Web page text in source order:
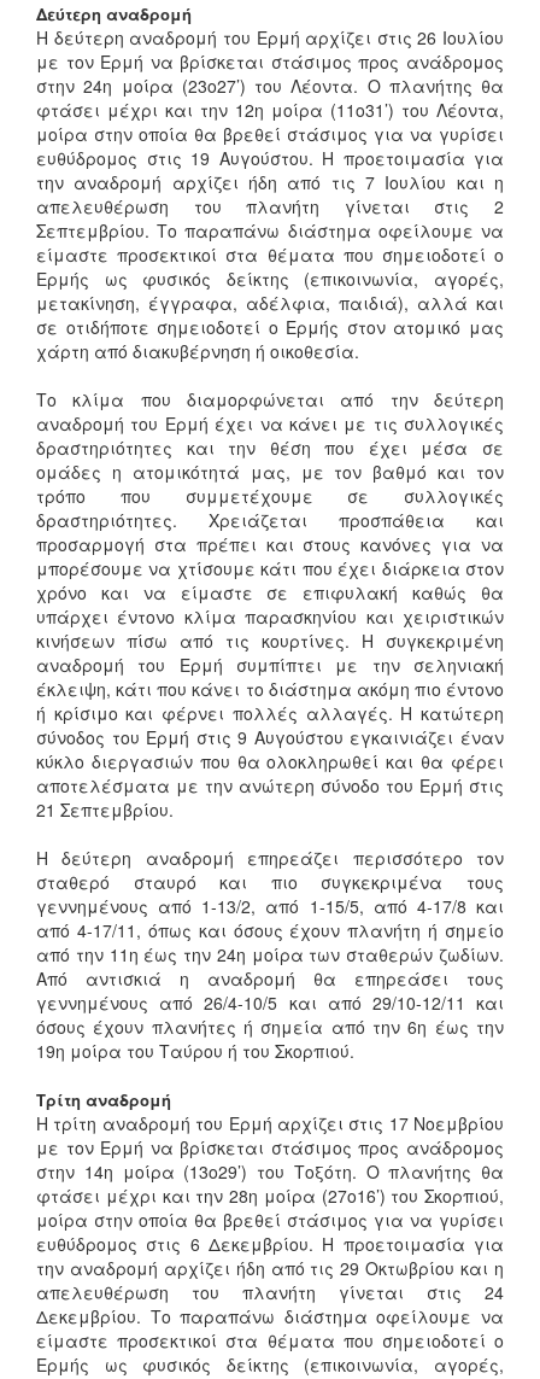
Δεύτερη αναδρομή
Η δεύτερη αναδρομή του Ερμή αρχίζει στις 26 Ιουλίου
με τον Ερμή να βρίσκεται στάσιμος προς ανάδρομος
στην 24η μοίρα (23ο27’) του Λέοντα. Ο πλανήτης θα
φτάσει μέχρι και την 12η μοίρα (11ο31’) του Λέοντα,
μοίρα στην οποία θα βρεθεί στάσιμος για να γυρίσει
ευθύδρομος στις 19 Αυγούστου. Η προετοιμασία για
την αναδρομή αρχίζει ήδη από τις 7 Ιουλίου και η
απελευθέρωση του πλανήτη γίνεται στις 2
Σεπτεμβρίου. Το παραπάνω διάστημα οφείλουμε να
είμαστε προσεκτικοί στα θέματα που σημειοδοτεί ο
Ερμής ως φυσικός δείκτης (επικοινωνία, αγορές,
μετακίνηση, έγγραφα, αδέλφια, παιδιά), αλλά και
σε οτιδήποτε σημειοδοτεί ο Ερμής στον ατομικό μας
χάρτη από διακυβέρνηση ή οικοθεσία.
Το κλίμα που διαμορφώνεται από την δεύτερη
αναδρομή του Ερμή έχει να κάνει με τις συλλογικές
δραστηριότητες και την θέση που έχει μέσα σε
ομάδες η ατομικότητά μας, με τον βαθμό και τον
τρόπο που συμμετέχουμε σε συλλογικές
δραστηριότητες. Χρειάζεται προσπάθεια και
προσαρμογή στα πρέπει και στους κανόνες για να
μπορέσουμε να χτίσουμε κάτι που έχει διάρκεια στον
χρόνο και να είμαστε σε επιφυλακή καθώς θα
υπάρχει έντονο κλίμα παρασκηνίου και χειριστικών
κινήσεων πίσω από τις κουρτίνες. Η συγκεκριμένη
αναδρομή του Ερμή συμπίπτει με την σεληνιακή
έκλειψη, κάτι που κάνει το διάστημα ακόμη πιο έντονο
ή κρίσιμο και φέρνει πολλές αλλαγές. Η κατώτερη
σύνοδος του Ερμή στις 9 Αυγούστου εγκαινιάζει έναν
κύκλο διεργασιών που θα ολοκληρωθεί και θα φέρει
αποτελέσματα με την ανώτερη σύνοδο του Ερμή στις
21 Σεπτεμβρίου.
Η δεύτερη αναδρομή επηρεάζει περισσότερο τον
σταθερό σταυρό και πιο συγκεκριμένα τους
γεννημένους από 1-13/2, από 1-15/5, από 4-17/8 και
από 4-17/11, όπως και όσους έχουν πλανήτη ή σημείο
από την 11η έως την 24η μοίρα των σταθερών ζωδίων.
Από αντισκιά η αναδρομή θα επηρεάσει τους
γεννημένους από 26/4-10/5 και από 29/10-12/11 και
όσους έχουν πλανήτες ή σημεία από την 6η έως την
19η μοίρα του Ταύρου ή του Σκορπιού.
Τρίτη αναδρομή
Η τρίτη αναδρομή του Ερμή αρχίζει στις 17 Νοεμβρίου
με τον Ερμή να βρίσκεται στάσιμος προς ανάδρομος
στην 14η μοίρα (13ο29’) του Τοξότη. Ο πλανήτης θα
φτάσει μέχρι και την 28η μοίρα (27ο16’) του Σκορπιού,
μοίρα στην οποία θα βρεθεί στάσιμος για να γυρίσει
ευθύδρομος στις 6 Δεκεμβρίου. Η προετοιμασία για
την αναδρομή αρχίζει ήδη από τις 29 Οκτωβρίου και η
απελευθέρωση του πλανήτη γίνεται στις 24
Δεκεμβρίου. Το παραπάνω διάστημα οφείλουμε να
είμαστε προσεκτικοί στα θέματα που σημειοδοτεί ο
Ερμής ως φυσικός δείκτης (επικοινωνία, αγορές,